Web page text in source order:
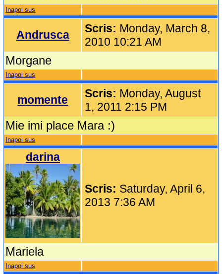
Inapoi sus
Andrusca Scris: Monday, March 8,
2010 10:21 AM
Morgane
Inapoi sus
momente Scris: Monday, August
1, 2011 2:15 PM
Mie imi place Mara :)
Inapoi sus
darina
Scris: Saturday, April 6,
2013 7:36 AM
Mariela
Inapoi sus